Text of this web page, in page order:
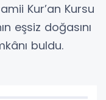
Kur’an Kursu
eşsiz doğasını
buldu.